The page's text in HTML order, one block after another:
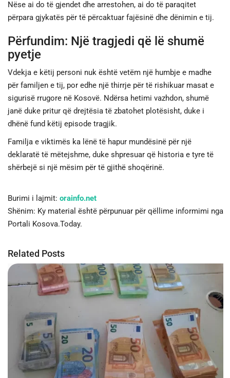
Nëse ai do të gjendet dhe arrestohen, ai do të paraqitet
përpara gjykatës për të përcaktuar fajësinë dhe dënimin e tij.
Përfundim: Një tragjedi që lë shumë
pyetje
Vdekja e këtij personi nuk është vetëm një humbje e madhe
për familjen e tij, por edhe një thirrje për të rishikuar masat e
sigurisë rrugore në Kosovë. Ndërsa hetimi vazhdon, shumë
janë duke pritur që drejtësia të zbatohet plotësisht, duke i
dhënë fund këtij episode tragjik.
Familja e viktimës ka lënë të hapur mundësinë për një
deklaratë të mëtejshme, duke shpresuar që historia e tyre të
shërbejë si një mësim për të gjithë shoqërinë.
Burimi i lajmit: orainfo.net
Shënim: Ky material është përpunuar për qëllime informimi nga
Portali Kosova.Today.
Related Posts